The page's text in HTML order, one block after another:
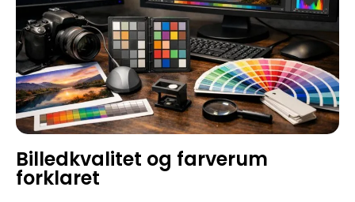
Billedkvalitet og farverum
forklaret